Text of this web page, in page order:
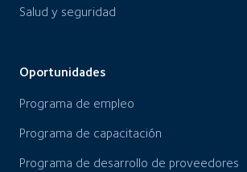
Salud y seguridad
Oportunidades
Programa de empleo
Programa de capacitación
Programa de desarrollo de proveedores